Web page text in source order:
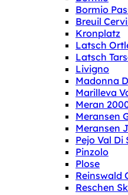
Bormio
Breuil
Kronplatz
Latsch
Latsch
Livigno
Madonna
Marilleva
Meran
Meransen
Meransen
Pejo Val Di
Pinzolo
Plose
Reinswald
Reschen